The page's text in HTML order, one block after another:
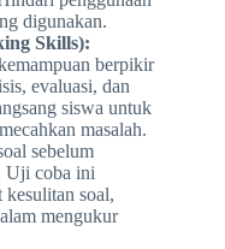
digunakan.
Skills):
berpikir
evaluasi, dan
siswa untuk
masalah.
sebelum
Uji coba ini
soal,
mengukur